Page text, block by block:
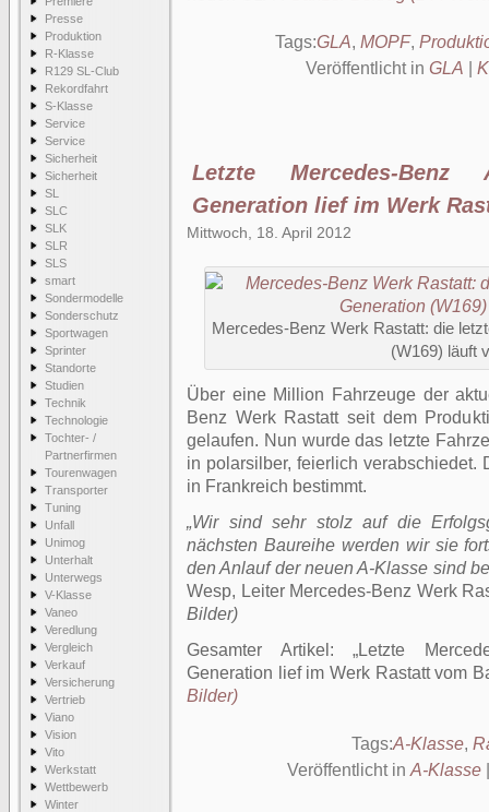
Presse
Produktion
R-Klasse
R129 SL-Club
Rekordfahrt
S-Klasse
Service
Service
Sicherheit
Sicherheit
SL
SLC
SLK
SLR
SLS
smart
Sondermodelle
Sonderschutz
Sportwagen
Sprinter
Standorte
Studien
Technik
Technologie
Tochter- /
Partnerfirmen
Tourenwagen
Transporter
Tuning
Unfall
Unimog
Unterhalt
Unterwegs
V-Klasse
Vaneo
Veredlung
Vergleich
Verkauf
Versicherung
Vertrieb
Viano
Vision
Vito
Werkstatt
Wettbewerb
Winter
Tags:GLA, MOPF,
Veröffentlicht in GLA
Letzte Mercedes-
Generation lief im Werk
Mittwoch, 18. April 2012
Mercedes-Benz Werk Rastatt: die
(W169) läuft
Über eine Million Fahrzeuge der
Benz Werk Rastatt seit dem
gelaufen. Nun wurde das letzte
in polarsilber, feierlich
in Frankreich bestimmt.
„Wir sind sehr stolz auf die
nächsten Baureihe werden wir sie
den Anlauf der neuen A-Klasse sind
Wesp, Leiter Mercedes-Benz Werk
Bilder)
Gesamter Artikel:
Letzte
Generation lief im Werk Rastatt vom
Bilder)
Tags:A-Klasse,
Veröffentlicht in A-Klasse